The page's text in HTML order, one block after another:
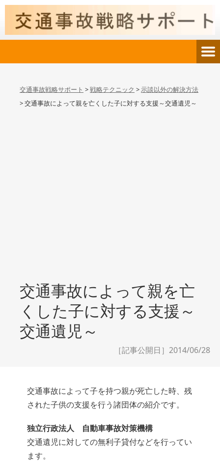
交通事故戦略サポート >戦略テクニック >示談以外の解決方法
>交通事故によって親を亡くした子に対する支援～交通遺児～
交通事故によって親を亡
くした子に対する支援～
交通遺児～
［記事公開日］2014/06/28
交通事故によって子を持つ親が死亡した時、残
された子供の支援を行う諸団体の紹介です。
独立行政法人 自動車事故対策機構
交通遺児に対しての無利子貸付などを行ってい
ます。